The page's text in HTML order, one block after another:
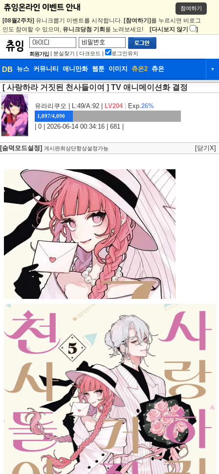
참여하기
[08월2주차] 유니크뽑기 이벤트를 시작합니다. [참여하기] 를 누르시면 비로그
인도 참여할 수 있으며, 유니크당첨 기회 를 노려보세요! [다시보지 않기 ]
회원가입 | 분실찾기 | 다크모드 | 로그인유지
DB 뉴스 커뮤니티 애니만화 웹툰 이미지 츄온2 츄온 ▼
DB 뉴스 커뮤니티 애니만화
웹툰 이미지 츄온2
[ 사랑하라 거짓된 천사들이여 ] TV 애니메이션화 결정
유라리쿠오 | L:49/A:92 | LV204 Exp.26%
1,097/4,090
| 0 | 2026-06-14 00:34:16 | 681 |
[숨덕모드설정] 게시판최상단항상설정가능 [닫기X]